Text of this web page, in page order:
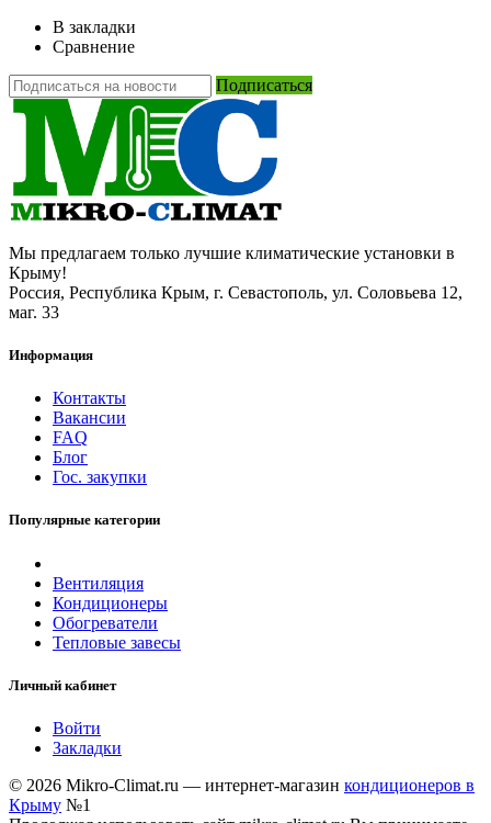
В закладки
Сравнение
Подписаться
Мы предлагаем только лучшие климатические установки в
Крыму!
Россия, Республика Крым, г. Севастополь, ул. Соловьева 12,
маг. 33
Информация
Контакты
Вакансии
FAQ
Блог
Гос. закупки
Популярные категории
Вентиляция
Кондиционеры
Обогреватели
Тепловые завесы
Личный кабинет
Войти
Закладки
© 2026 Mikro-Climat.ru — интернет-магазин кондиционеров в
Крыму №1